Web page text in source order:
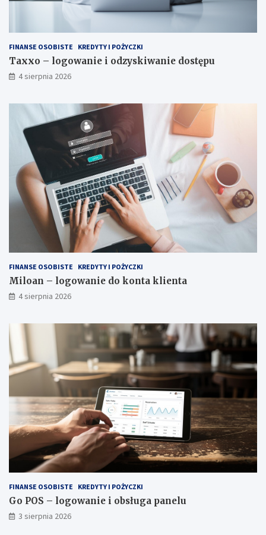
FINANSE OSOBISTE KREDYTY I POŻYCZKI
Taxxo – logowanie i odzyskiwanie dostępu
4 sierpnia 2026
FINANSE OSOBISTE KREDYTY I POŻYCZKI
Miloan – logowanie do konta klienta
4 sierpnia 2026
FINANSE OSOBISTE KREDYTY I POŻYCZKI
Go POS – logowanie i obsługa panelu
3 sierpnia 2026